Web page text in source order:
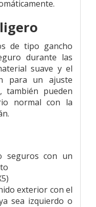
de tipo gancho
durante las
suave y el
para un ajuste
también pueden
normal con la
seguros con un
exterior con el
sea izquierdo o